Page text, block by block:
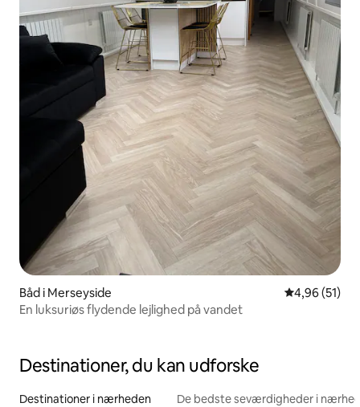
Båd i Merseyside 4,96 ud af 5
4,96 (51)
En luksuriøs flydende lejlighed på vandet
Destinationer, du kan udforske
Destinationer i nærheden De bedste seværdigheder i